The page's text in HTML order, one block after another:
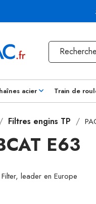
acier Train de
Filtres engins TP
E63
leader en Europe